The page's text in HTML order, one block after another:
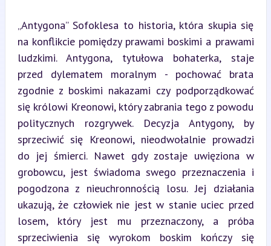
„Antygona” Sofoklesa to historia, która skupia się
na konflikcie pomiędzy prawami boskimi a prawami
ludzkimi. Antygona, tytułowa bohaterka, staje
przed dylematem moralnym - pochować brata
zgodnie z boskimi nakazami czy podporządkować
się królowi Kreonowi, który zabrania tego z powodu
politycznych rozgrywek. Decyzja Antygony, by
sprzeciwić się Kreonowi, nieodwołalnie prowadzi
do jej śmierci. Nawet gdy zostaje uwięziona w
grobowcu, jest świadoma swego przeznaczenia i
pogodzona z nieuchronnością losu. Jej działania
ukazują, że człowiek nie jest w stanie uciec przed
losem, który jest mu przeznaczony, a próba
sprzeciwienia się wyrokom boskim kończy się